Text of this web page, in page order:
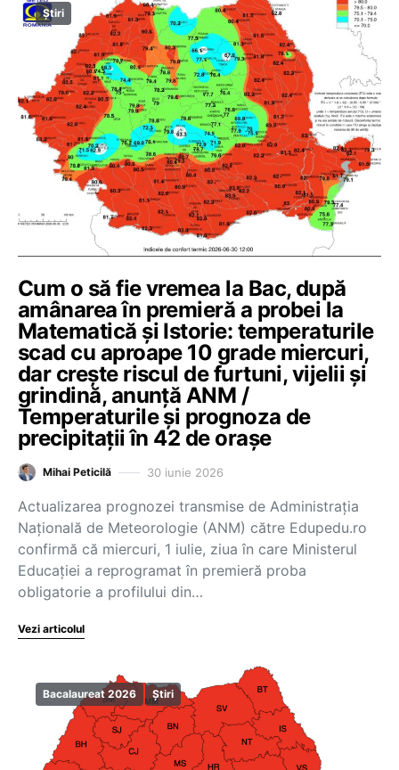
Știri
Cum o să fie vremea la Bac, după
amânarea în premieră a probei la
Matematică și Istorie: temperaturile
scad cu aproape 10 grade miercuri,
dar crește riscul de furtuni, vijelii și
grindină, anunță ANM /
Temperaturile și prognoza de
precipitații în 42 de orașe
Mihai Peticilă 30 iunie 2026
Actualizarea prognozei transmise de Administrația
Națională de Meteorologie (ANM) către Edupedu.ro
confirmă că miercuri, 1 iulie, ziua în care Ministerul
Educației a reprogramat în premieră proba
obligatorie a profilului din…
Vezi articolul
Bacalaureat 2026 Știri